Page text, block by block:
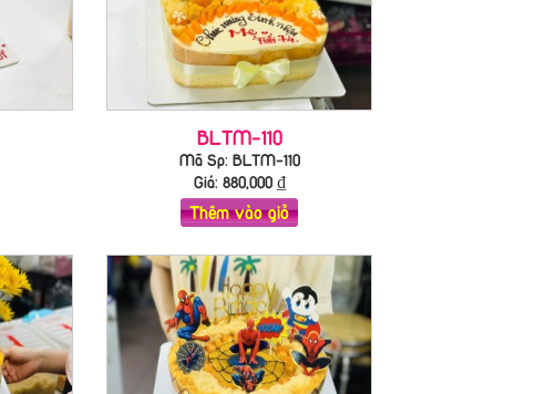
BLTM-110
Mã Sp: BLTM-110
Giá: 880,000₫
Thêm vào giỏ